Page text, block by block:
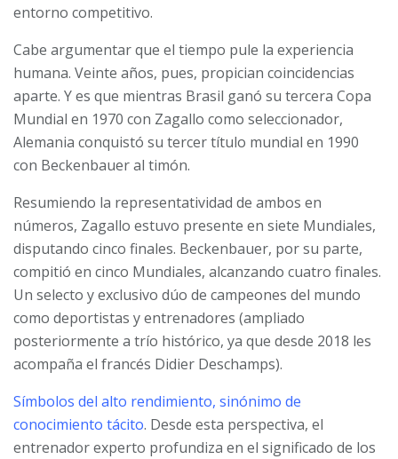
entorno competitivo.
Cabe argumentar que el tiempo pule la experiencia
humana. Veinte años, pues, propician coincidencias
aparte. Y es que mientras Brasil ganó su tercera Copa
Mundial en 1970 con Zagallo como seleccionador,
Alemania conquistó su tercer título mundial en 1990
con Beckenbauer al timón.
Resumiendo la representatividad de ambos en
números, Zagallo estuvo presente en siete Mundiales,
disputando cinco finales. Beckenbauer, por su parte,
compitió en cinco Mundiales, alcanzando cuatro finales.
Un selecto y exclusivo dúo de campeones del mundo
como deportistas y entrenadores (ampliado
posteriormente a trío histórico, ya que desde 2018 les
acompaña el francés Didier Deschamps).
Símbolos del alto rendimiento, sinónimo de
conocimiento tácito. Desde esta perspectiva, el
entrenador experto profundiza en el significado de los